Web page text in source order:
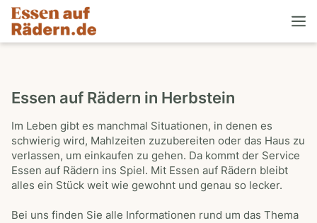
Essen auf Rädern in Herbstein
Im Leben gibt es manchmal Situationen, in denen es
schwierig wird, Mahlzeiten zuzubereiten oder das Haus zu
verlassen, um einkaufen zu gehen. Da kommt der Service
Essen auf Rädern ins Spiel. Mit Essen auf Rädern bleibt
alles ein Stück weit wie gewohnt und genau so lecker.
Bei uns finden Sie alle Informationen rund um das Thema